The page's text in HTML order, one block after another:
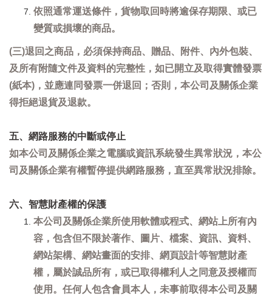
依照通常運送條件，貨物取回時將逾保存期限、或已
變質或損壞的商品。
(三)退回之商品，必須保持商品、贈品、附件、內外包裝、
及所有附隨文件及資料的完整性，如已開立及取得實體發票
(紙本)，並應連同發票一併退回；否則，本公司及關係企業
得拒絕退貨及退款。
五、網路服務的中斷或停止
如本公司及關係企業之電腦或資訊系統發生異常狀況，本公
司及關係企業有權暫停提供網路服務，直至異常狀況排除。
六、智慧財產權的保護
本公司及關係企業所使用軟體或程式、網站上所有內
容，包含但不限於著作、圖片、檔案、資訊、資料、
網站架構、網站畫面的安排、網頁設計等智慧財產
權，屬於誠品所有，或已取得權利人之同意及授權而
使用。任何人包含會員本人，未事前取得本公司及關